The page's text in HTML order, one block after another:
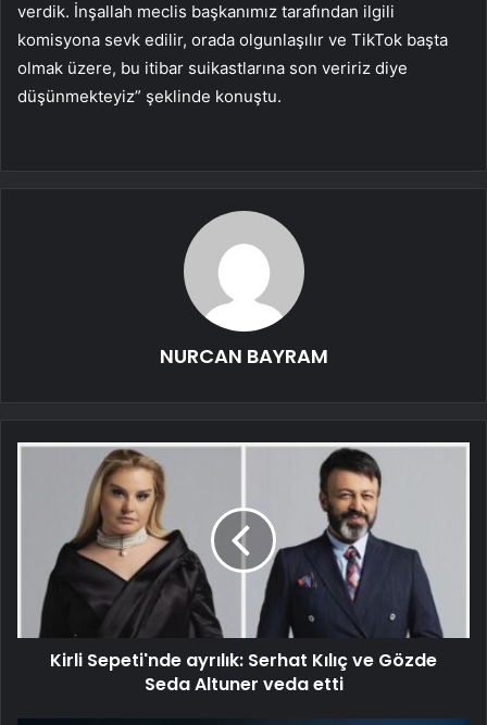
verdik. İnşallah meclis başkanımız tarafından ilgili
komisyona sevk edilir, orada olgunlaşılır ve TikTok başta
olmak üzere, bu itibar suikastlarına son veririz diye
düşünmekteyiz” şeklinde konuştu.
NURCAN BAYRAM
Kirli Sepeti'nde ayrılık: Serhat Kılıç ve Gözde
Seda Altuner veda etti